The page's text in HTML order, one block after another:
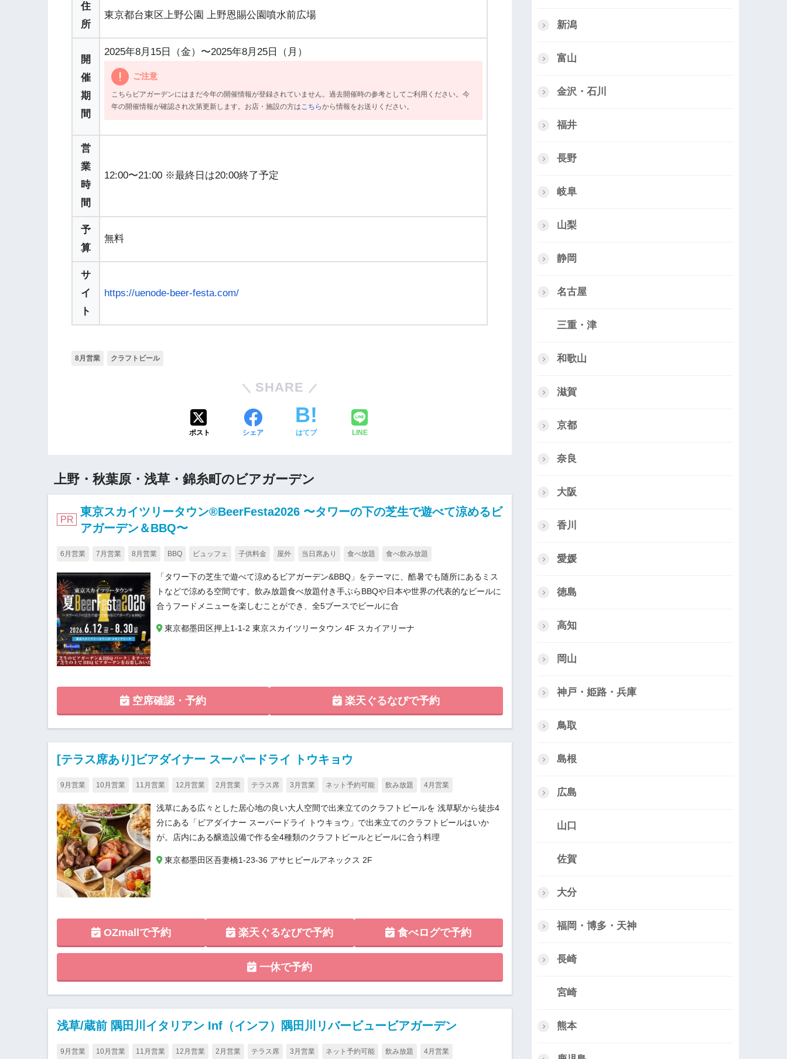
住
所
東京都台東区上野公園 上野恩賜公園噴水前広場
開
催
期
間
2025年8月15日（金）〜2025年8月25日（月）
ご注意
こちらビアガーデンにはまだ今年の開催情報が登録されていません。過去開催時の参考としてご利用ください。今
年の開催情報が確認され次第更新します。お店・施設の方はこちらから情報をお送りください。
営
業
時
間
12:00〜21:00 ※最終日は20:00終了予定
予
算
無料
サ
イ
ト
https://uenode-beer-festa.com/
8月営業 クラフトビール
SHARE
ポスト シェア はてブ LINE
上野・秋葉原・浅草・錦糸町のビアガーデン
PR
東京スカイツリータウン®BeerFesta2026 〜タワーの下の芝生で遊べて涼めるビ
アガーデン＆BBQ〜
6月営業 7月営業 8月営業 BBQ ビュッフェ 子供料金 屋外 当日席あり 食べ放題 食べ飲み放題
「タワー下の芝生で遊べて涼めるビアガーデン&BBQ」をテーマに、酷暑でも随所にあるミス
トなどで涼める空間です。飲み放題食べ放題付き手ぶらBBQや日本や世界の代表的なビールに
合うフードメニューを楽しむことができ、全5ブースでビールに合
東京都墨田区押上1-1-2 東京スカイツリータウン 4F スカイアリーナ
空席確認・予約 楽天ぐるなびで予約
[テラス席あり]ビアダイナー スーパードライ トウキョウ
9月営業 10月営業 11月営業 12月営業 2月営業 テラス席 3月営業 ネット予約可能 飲み放題 4月営業
浅草にある広々とした居心地の良い大人空間で出来立てのクラフトビールを 浅草駅から徒歩4
分にある「ビアダイナー スーパードライ トウキョウ」で出来立てのクラフトビールはいか
が。店内にある醸造設備で作る全4種類のクラフトビールとビールに合う料理
東京都墨田区吾妻橋1-23-36 アサヒビールアネックス 2F
OZmallで予約 楽天ぐるなびで予約 食べログで予約
一休で予約
浅草/蔵前 隅田川イタリアン Inf（インフ）隅田川リバービュービアガーデン
9月営業 10月営業 11月営業 12月営業 2月営業 テラス席 3月営業 ネット予約可能 飲み放題 4月営業
新潟
富山
金沢・石川
福井
長野
岐阜
山梨
静岡
名古屋
三重・津
和歌山
滋賀
京都
奈良
大阪
香川
愛媛
徳島
高知
岡山
神戸・姫路・兵庫
鳥取
島根
広島
山口
佐賀
大分
福岡・博多・天神
長崎
宮崎
熊本